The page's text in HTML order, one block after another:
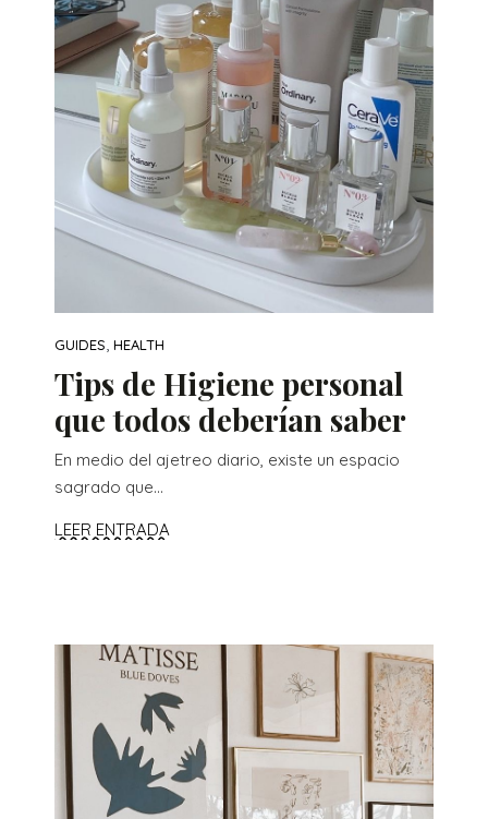
GUIDES HEALTH
Tips de Higiene personal
que todos deberían saber
En medio del ajetreo diario, existe un espacio
sagrado que...
LEER ENTRADA